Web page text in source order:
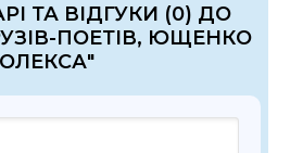
ТА ВІДГУКИ (0) ДО
ПОЕТІВ, ЮЩЕНКО
ОЛЕКСА"